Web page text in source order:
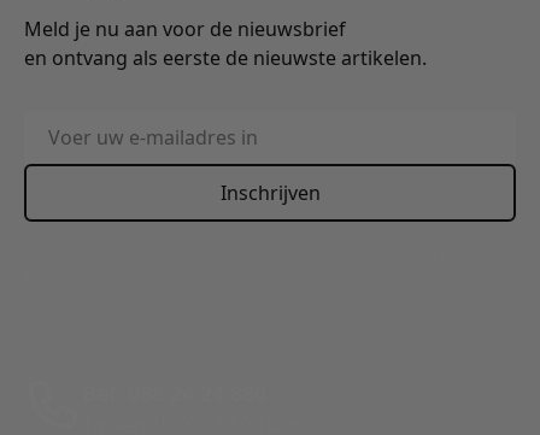
Meld je nu aan voor de nieuwsbrief
en ontvang als eerste de nieuwste artikelen.
E-mailadres
Inschrijven